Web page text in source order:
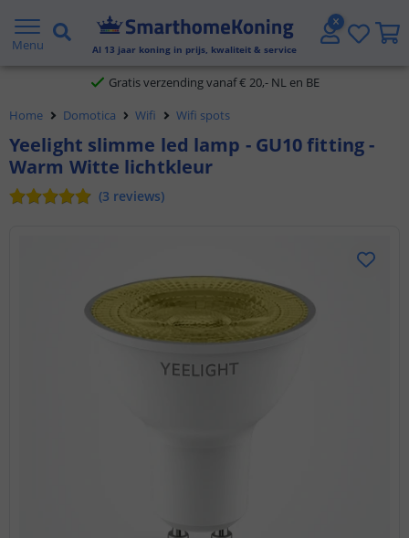
Menu Al 13 jaar koning in prijs, kwaliteit & service
2 jaar garantie
Gratis verzending vanaf € 20,- NL en BE
Klantbeoordeling 9.1
Voor 23:45 uur besteld,
Home Domotica Wifi Wifi spots
Yeelight slimme led lamp - GU10 fitting -
Warm Witte lichtkleur
(3 reviews)